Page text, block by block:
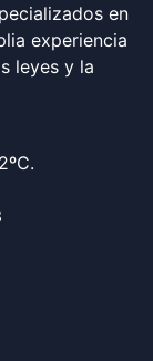
en
experiencia
leyes y la